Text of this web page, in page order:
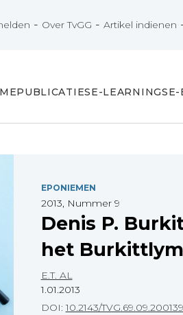
- Over TvGG -Artikel indienen
PUBLICATIESE-LEARNINGSE-
EPONIEMEN
2013, Nummer 9
Denis P.
het
E.T. AL
1.01.2013
DOI:10.2143/